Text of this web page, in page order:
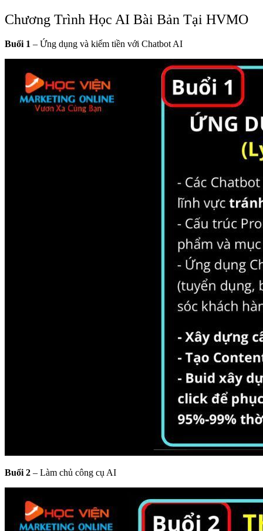
Chương Trình Học AI Bài Bản Tại HVMO
Buổi 1 – Ứng dụng và kiếm tiền với Chatbot AI
Buổi 2 – Làm chủ công cụ AI